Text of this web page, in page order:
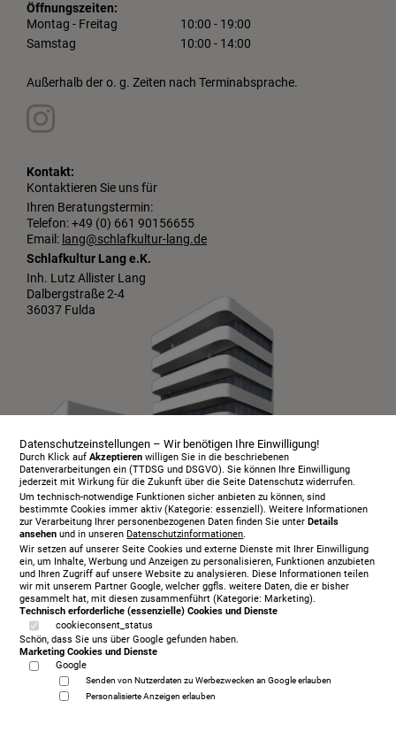
Öffnungszeiten:
Montag - Freitag
10:00 - 19:00
Samstag
10:00 - 14:00
Außerhalb der o. g. Zeiten nach Terminabsprache.
Kontakt:
Kontaktieren Sie uns für
Ihren Beratungstermin:
Telefon: +49 (0) 661 90156655
Email: lang@schlafkultur-lang.de
Schlafkultur Lang e.K.
Inh. Lutz Allister Lang
Dalbergstraße 2-4
36037 Fulda
Infopaket
Über uns
Serviceangebot
Öffnungszeiten
Beratungstermin
Probeschlafen
Kontakt
Datenschutzeinstellungen – Wir benötigen Ihre Einwilligung!
Durch Klick aufAkzeptieren willigen Sie in die beschriebenen
Datenverarbeitungen ein (TTDSG und DSGVO). Sie können Ihre Einwilligung
jederzeit mit Wirkung für die Zukunft über die Seite Datenschutz widerrufen.
Um technisch-notwendige Funktionen sicher anbieten zu können, sind
bestimmte Cookies immer aktiv (Kategorie: essenziell). Weitere Informationen
zur Verarbeitung Ihrer personenbezogenen Daten finden Sie unterDetails
ansehen und in unserenDatenschutzinformationen.
Wir setzen auf unserer Seite Cookies und externe Dienste mit Ihrer Einwilligung
ein, um Inhalte, Werbung und Anzeigen zu personalisieren, Funktionen anzubieten
und Ihren Zugriff auf unsere Website zu analysieren. Diese Informationen teilen
wir mit unserem Partner Google, welcher ggfls. weitere Daten, die er bisher
gesammelt hat, mit diesen zusammenführt (Kategorie: Marketing).
Technisch erforderliche (essenzielle) Cookies und Dienste
cookieconsent_status
Schön, dass Sie uns über Google gefunden haben.
Marketing Cookies und Dienste
Google
Senden von Nutzerdaten zu Werbezwecken an Google erlauben
Personalisierte Anzeigen erlauben